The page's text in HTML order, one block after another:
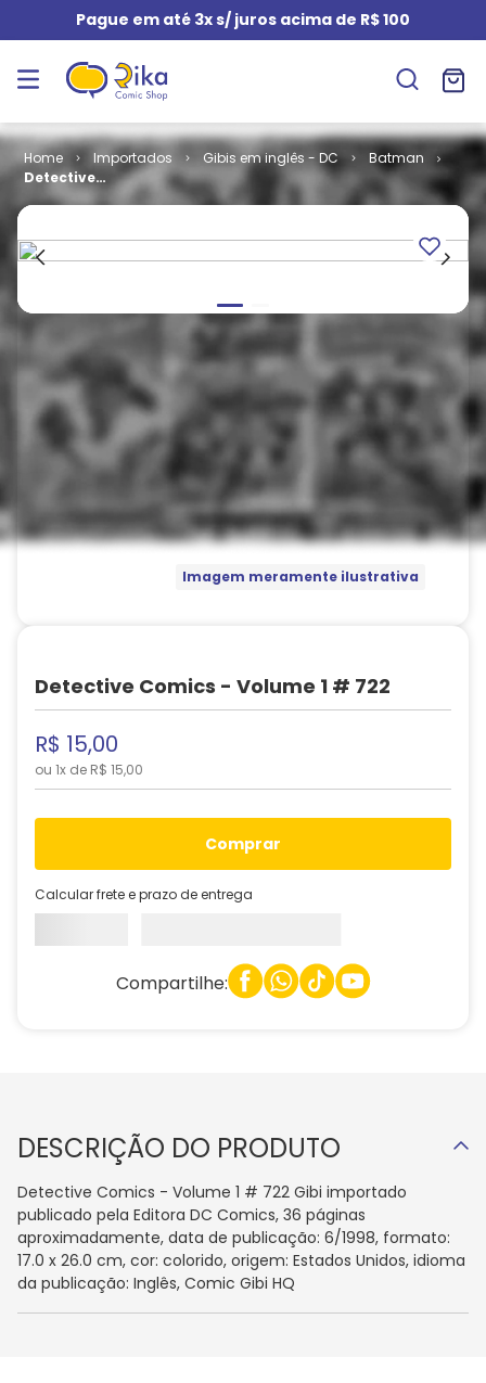
Pague em até 3x s/ juros acima de R$ 100
Importados Gibis em inglês - DC
Batman
Detective
Comics -
722
Imagem meramente ilustrativa
Detective Comics - Volume 1 # 722
R$ 15,00
ou 1x de R$ 15,00
comprar
Calcular frete e prazo de entrega
Compartilhe:
DESCRIÇÃO DO PRODUTO
Detective Comics - Volume 1 # 722 Gibi importado
publicado pela Editora DC Comics, 36 páginas
aproximadamente, data de publicação: 6/1998, formato:
17.0 x 26.0 cm, cor: colorido, origem: Estados Unidos, idioma
da publicação: Inglês, Comic Gibi HQ